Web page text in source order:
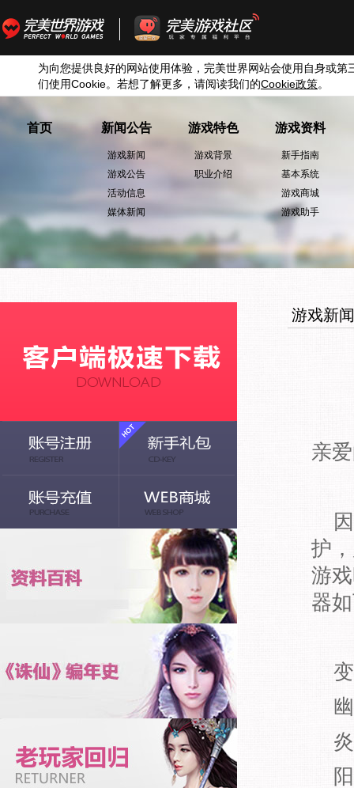
为向您提供良好的网站使用体验，完美世界网站会使用自身或第
们使用Cookie。若想了解更多，请阅读我们的Cookie政策。
首页 新闻公告
游戏新闻
游戏公告
活动信息
媒体新闻
游戏特色
游戏背景
职业介绍
游戏资料
新手指南
基本系统
游戏商城
游戏助手
游戏新闻
亲
因
护
游
器
变
幽
炎
阳